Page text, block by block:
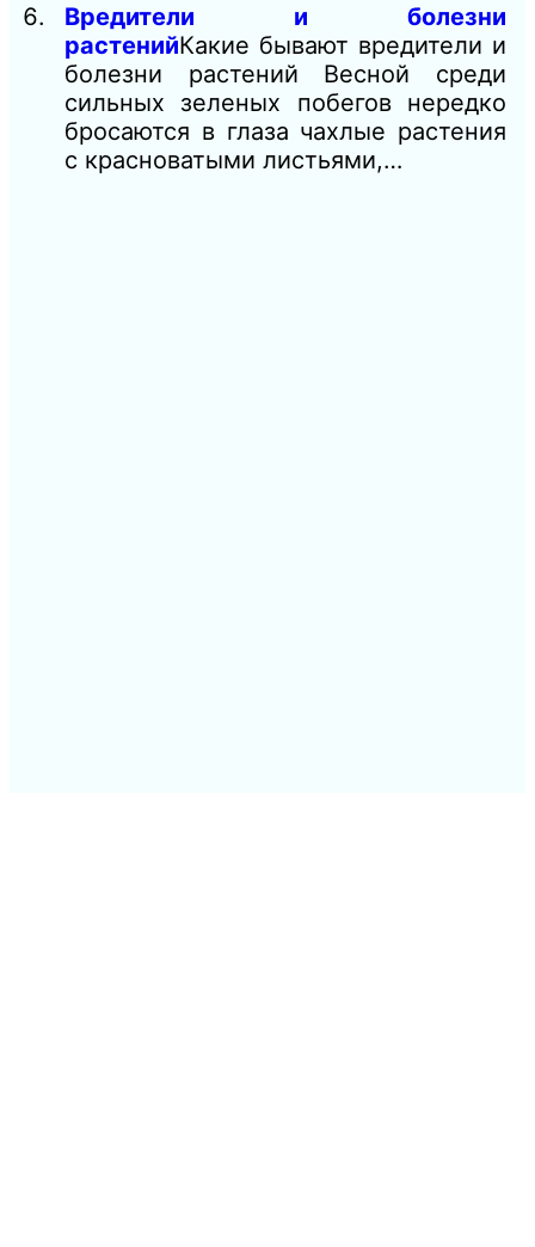
Вредители и болезни
растенийКакие бывают вредители и
болезни растений Весной среди
сильных зеленых побегов нередко
бросаются в глаза чахлые растения
с красноватыми листьями,…